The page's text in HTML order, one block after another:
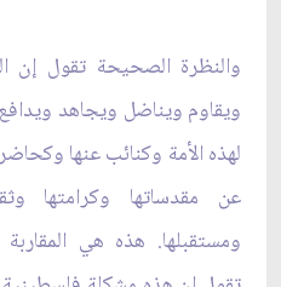
والنظرة الصحيحة تقول إن
ويقاوم ويناضل ويجاهد
لهذه الأمة وكنائب عنها
عن مقدساتها وكرامتها
ومستقبلها. هذه هي